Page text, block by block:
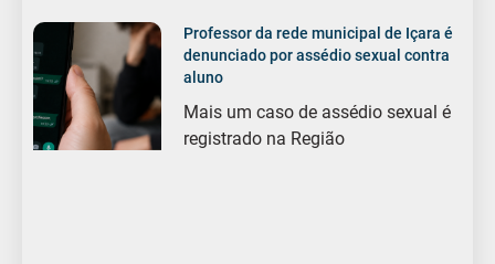
Professor da rede municipal de Içara é
denunciado por assédio sexual contra
aluno
Mais um caso de assédio sexual é
registrado na Região